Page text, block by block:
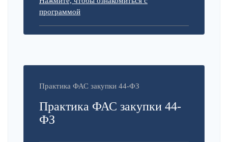
программой
Практика ФАС закупки 44-ФЗ
Практика ФАС закупки 44-
ФЗ